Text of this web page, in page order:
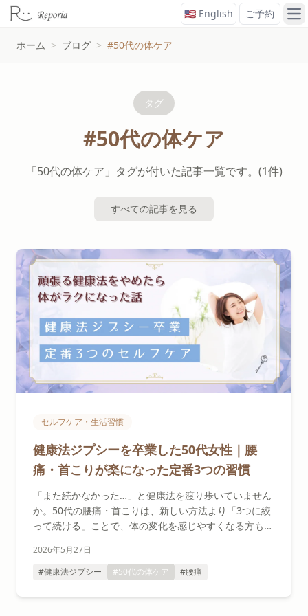
🇺🇸 English ご予約 メ
ホーム > ブログ > #50代の体ケア
タグ
#50代の体ケア
「50代の体ケア」タグが付いた記事一覧です。(1件)
すべての記事を見る
#50代の体ケアタグの記事一覧
セルフケア・生活習慣
健康法ジプシーを卒業した50代女性｜腰
痛・首こりが楽になった定番3つの習慣
「また続かなかった…」と健康法を渡り歩いていません
か。50代の腰痛・首こりは、新しい方法より「3つに絞
って続ける」ことで、体の変化を感じやすくなる方もい
ラピストが見てきた共通パターンをお伝えします。
2026年5月27日
#健康法ジプシー
#50代の体ケア #腰痛